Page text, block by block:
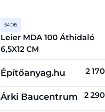
54 DB
Leier MDA 100 Áthidaló
6,5X12 CM
Építőanyag.hu 2 170
Árki Baucentrum 2 290